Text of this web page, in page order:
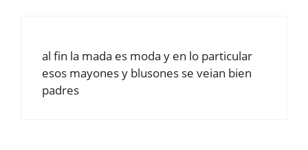
al fin la mada es moda y en lo particular
esos mayones y blusones se veian bien
padres